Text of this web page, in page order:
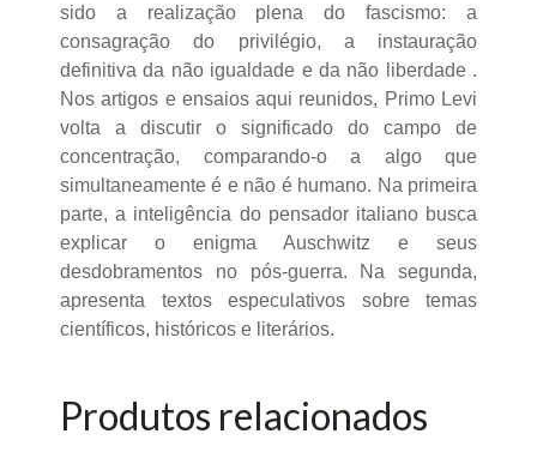
sido a realização plena do fascismo: a
consagração do privilégio, a instauração
definitiva da não igualdade e da não liberdade .
Nos artigos e ensaios aqui reunidos, Primo Levi
volta a discutir o significado do campo de
concentração, comparando-o a algo que
simultaneamente é e não é humano. Na primeira
parte, a inteligência do pensador italiano busca
explicar o enigma Auschwitz e seus
desdobramentos no pós-guerra. Na segunda,
apresenta textos especulativos sobre temas
científicos, históricos e literários.
Produtos relacionados